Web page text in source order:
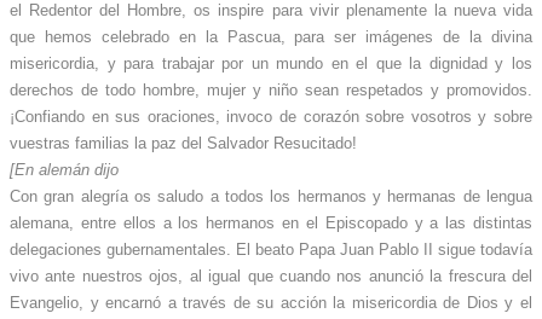
el Redentor del Hombre, os inspire para vivir plenamente la nueva vida
que hemos celebrado en la Pascua, para ser imágenes de la divina
misericordia, y para trabajar por un mundo en el que la dignidad y los
derechos de todo hombre, mujer y niño sean respetados y promovidos.
¡Confiando en sus oraciones, invoco de corazón sobre vosotros y sobre
vuestras familias la paz del Salvador Resucitado!
[En alemán dijo
Con gran alegría os saludo a todos los hermanos y hermanas de lengua
alemana, entre ellos a los hermanos en el Episcopado y a las distintas
delegaciones gubernamentales. El beato Papa Juan Pablo II sigue todavía
vivo ante nuestros ojos, al igual que cuando nos anunció la frescura del
Evangelio, y encarnó a través de su acción la misericordia de Dios y el